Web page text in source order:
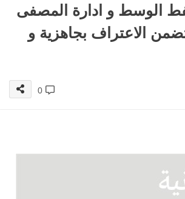
الوسط و ادارة المصفى
الاعتراف بجاهزية و
0